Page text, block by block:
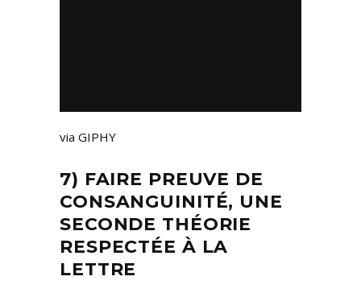
via GIPHY
7) FAIRE PREUVE DE
CONSANGUINITÉ, UNE
SECONDE THÉORIE
RESPECTÉE À LA
LETTRE